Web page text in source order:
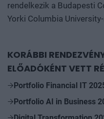
rendelkezik a Budapesti
Yorki Columbia
KORÁBBI
ELŐADÓKÉNT VETT
Portfolio Financial IT
Portfolio AI in Business